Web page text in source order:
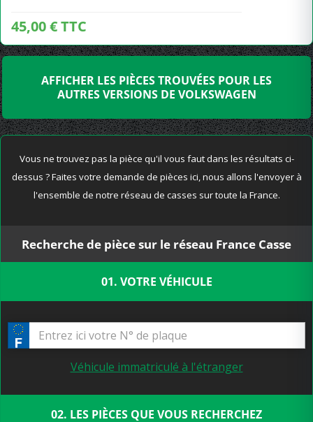
45,00 € TTC
AFFICHER LES PIÈCES TROUVÉES POUR LES
AUTRES VERSIONS DE VOLKSWAGEN
Vous ne trouvez pas la pièce qu'il vous faut dans les résultats ci-
dessus ? Faites votre demande de pièces ici, nous allons l'envoyer à
l'ensemble de notre réseau de casses sur toute la France.
Recherche de pièce sur le réseau France Casse
01. VOTRE VÉHICULE
Véhicule immatriculé à l'étranger
02. LES PIÈCES QUE VOUS RECHERCHEZ